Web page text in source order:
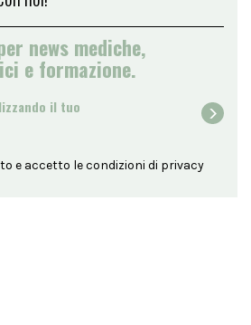
news mediche,
e formazione.
il tuo
e accetto le condizioni di privacy